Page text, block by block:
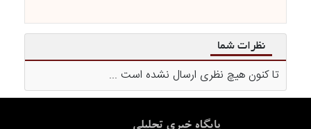
نظرات شما
تا کنون هیچ نظری ارسال نشده است ...